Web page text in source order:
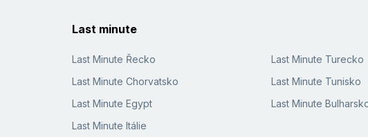
Last minute
Last Minute Řecko
Last Minute Chorvatsko
Last Minute Egypt
Last Minute Itálie
Last Minute Turecko
Last Minute Tunisko
Last Minute